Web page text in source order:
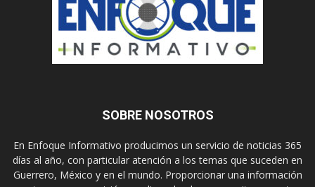
SOBRE NOSOTROS
En Enfoque Informativo producimos un servicio de noticias 365
días al año, con particular atención a los temas que suceden en
Guerrero, México y en el mundo. Proporcionar una información